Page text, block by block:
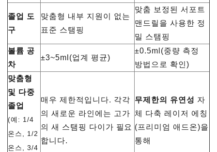
졸업 도
구
맞춤형 내부 지원이 없는
표준 스탬핑
맞춤 보정된 서포트
맨드릴을 사용한 정
밀 스탬핑
볼륨 공
차
±3~5ml(업계 평균)
±0.5ml(중량 측정
방법으로 확인)
맞춤형
및 다중
졸업
(예: 1/4
온스, 1/2
온스, 3/4
매우 제한적입니다. 각각
의 새로운 라인에는 고가
의 새 스탬핑 다이가 필요
합니다.
무제한의 유연성 자
체 다축 레이저 에칭
(프리미엄 애드온)을
통해